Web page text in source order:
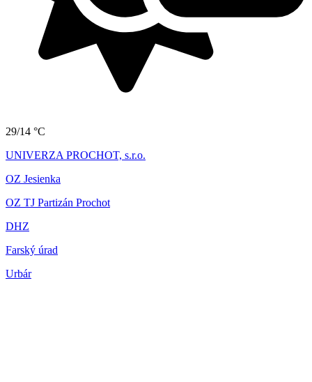
29/14 °C
UNIVERZA PROCHOT, s.r.o.
OZ Jesienka
OZ TJ Partizán Prochot
DHZ
Farský úrad
Urbár